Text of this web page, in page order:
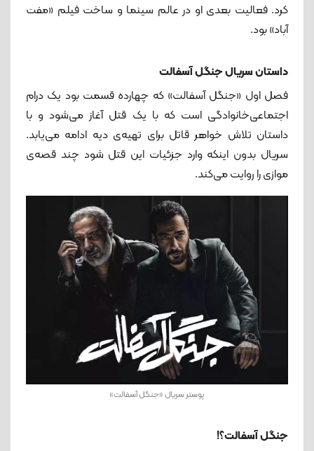
کرد. فعالیت بعدی او در عالم سینما و ساخت فیلم «مفت
آباد» بود.
داستان سریال جنگل آسفالت
فصل اول «جنگل آسفالت» که چهارده قسمت بود یک درام
اجتماعی‌خانوادگی است که با یک قتل آغاز می‌شود و با
داستان تلاش خواهر قاتل برای تهیه‌ی دیه ادامه می‌یابد.
سریال بدون اینکه وارد جزئیات این قتل شود چند قصه‌ی
موازی را روایت می‌کند.
پوستر سریال «جنگل آسفالت»
جنگل آسفالت؟!